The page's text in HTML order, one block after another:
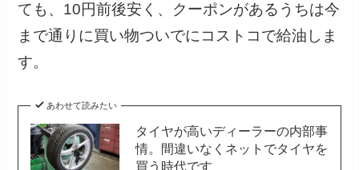
ても、10円前後安く、クーポンがあるうちは今
まで通りに買い物ついでにコストコで給油しま
す。
あわせて読みたい
タイヤが高いディーラーの内部事
情。間違いなくネットでタイヤを
買う時代です